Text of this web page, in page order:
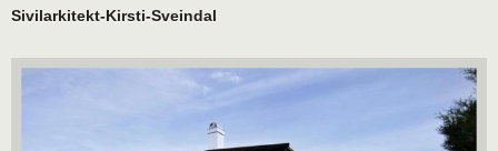
Sivilarkitekt-Kirsti-Sveindal